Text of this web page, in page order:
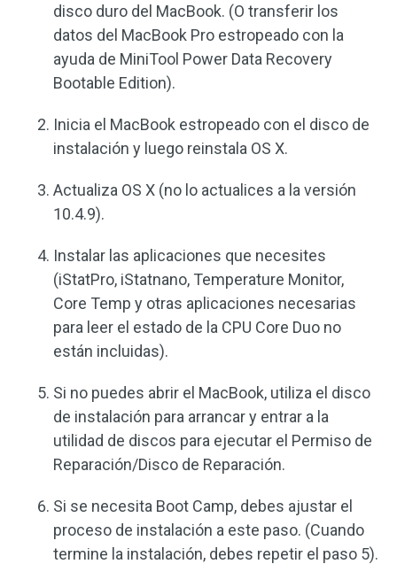
disco duro del MacBook. (O transferir los
datos del MacBook Pro estropeado con la
ayuda de MiniTool Power Data Recovery
Bootable Edition).
Inicia el MacBook estropeado con el disco de
instalación y luego reinstala OS X.
Actualiza OS X (no lo actualices a la versión
10.4.9).
Instalar las aplicaciones que necesites
(iStatPro, iStatnano, Temperature Monitor,
Core Temp y otras aplicaciones necesarias
para leer el estado de la CPU Core Duo no
están incluidas).
Si no puedes abrir el MacBook, utiliza el disco
de instalación para arrancar y entrar a la
utilidad de discos para ejecutar el Permiso de
Reparación/Disco de Reparación.
Si se necesita Boot Camp, debes ajustar el
proceso de instalación a este paso. (Cuando
termine la instalación, debes repetir el paso 5).